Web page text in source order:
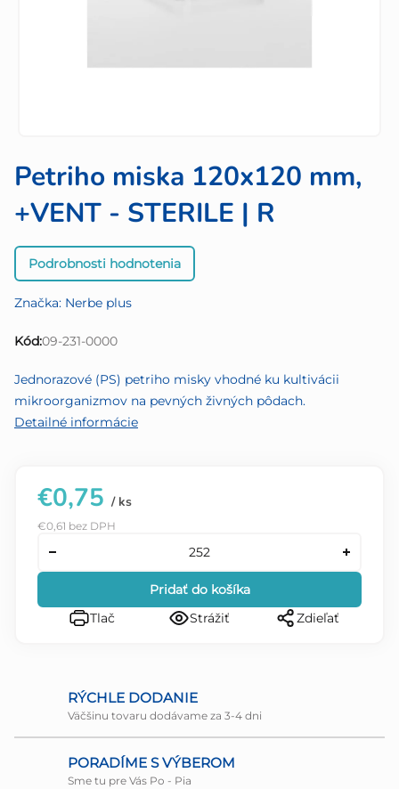
Petriho miska 120x120 mm,
+VENT - STERILE | R
Priemerné
hodnotenie
je
0,0
5
hviezdičiek.
Podrobnosti hodnotenia
Značka: Nerbe plus
Kód:09-231-0000
Jednorazové (PS) petriho misky vhodné ku kultivácii
mikroorganizmov na pevných živných pôdach.
Detailné informácie
€0,75 / ks
€0,61 bez DPH
Pridať do košíka
Tlač
Strážiť Zdieľať
RÝCHLE DODANIE
Väčšinu tovaru dodávame za 3-4 dni
PORADÍME S VÝBEROM
Sme tu pre Vás Po - Pia